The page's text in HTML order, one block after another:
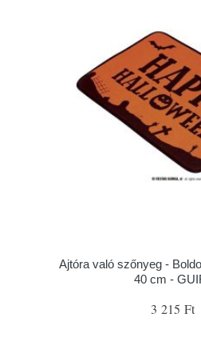
Ajtóra való szőnyeg -
40 cm -
3 215 Ft